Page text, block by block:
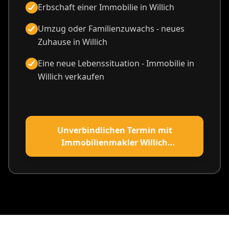
Erbschaft einer Immobilie in Willich
Umzug oder Familienzuwachs - neues
Zuhause in Willich
Eine neue Lebenssituation - Immobilie in
Willich verkaufen
Unverbindlichen Termin mit
Immobilienmakler Willich
vereinbaren